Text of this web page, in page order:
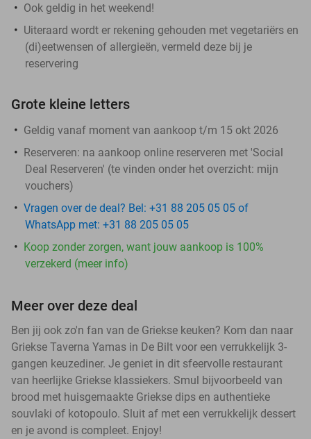
Ook geldig in het weekend!
Uiteraard wordt er rekening gehouden met vegetariërs en
(di)eetwensen of allergieën, vermeld deze bij je
reservering
Grote kleine letters
Geldig vanaf moment van aankoop t/m 15 okt 2026
Reserveren: na aankoop online reserveren met 'Social
Deal Reserveren' (te vinden onder het overzicht: mijn
vouchers)
Vragen over de deal? Bel: +31 88 205 05 05 of
WhatsApp met: +31 88 205 05 05
Koop zonder zorgen, want jouw aankoop is 100%
verzekerd (meer info)
Meer over deze deal
Ben jij ook zo'n fan van de Griekse keuken? Kom dan naar
Griekse Taverna Yamas in De Bilt voor een verrukkelijk 3-
gangen keuzediner. Je geniet in dit sfeervolle restaurant
van heerlijke Griekse klassiekers. Smul bijvoorbeeld van
brood met huisgemaakte Griekse dips en authentieke
souvlaki of kotopoulo. Sluit af met een verrukkelijk dessert
en je avond is compleet. Enjoy!